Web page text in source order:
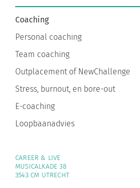
Coaching
Personal coaching
Team coaching
Outplacement of NewChallenge
Stress, burnout, en bore-out
E-coaching
Loopbaanadvies
CAREER & LIVE
MUSICALKADE 38
3543 CM UTRECHT